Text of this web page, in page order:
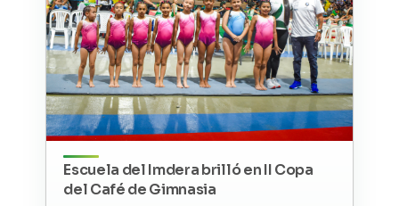
Escuela del Imdera brilló en II Copa
del Café de Gimnasia